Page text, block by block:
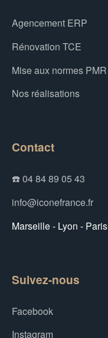
Agencement ERP
Rénovation TCE
Mise aux normes PMR
Nos réalisations
Contact
☎️ 04 84 89 05 43
info@iconefrance.fr
Marseille - Lyon - Paris
Suivez-nous
Facebook
Instagram